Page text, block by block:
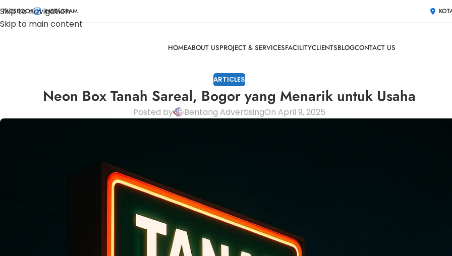
Skip to navigation
Skip to main content
FACEBOOK INSTAGRAM
HOMEABOUT USPROJECT & SERVICESFACILITYCLIENTSBLOGCONTACT US
ARTICLES
Neon Box Tanah Sareal, Bogor yang Menarik untuk Usaha
Posted by Bentang AdvertisingOn April 9, 2025